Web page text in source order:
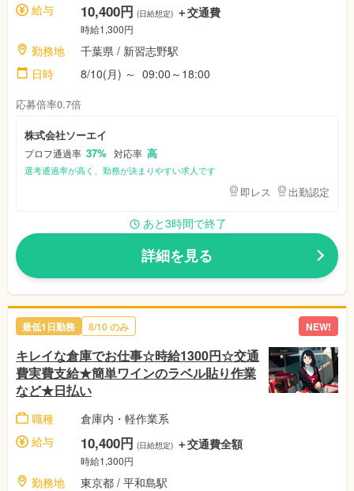
給与
10,400円 (日給想定) ＋交通費
時給1,300円
勤務地 千葉県 / 新習志野駅
日時
8/10(月) ～ 09:00～18:00
応募倍率0.7倍
株式会社ソーエイ
プロフ通過率 37% 対応率 高
選考通過率が高く、勤務が決まりやすい求人です
即レス 出勤認定
あと3時間で終了
詳細を見る
最低1日勤務 8/10のみ NEW!
キレイな倉庫でお仕事☆時給1300円☆交通
費実費支給★簡単ワインのラベル貼り作業
など★日払い
職種
倉庫内・軽作業系
給与
10,400円 (日給想定) ＋交通費全額
時給1,300円
勤務地 東京都 / 平和島駅